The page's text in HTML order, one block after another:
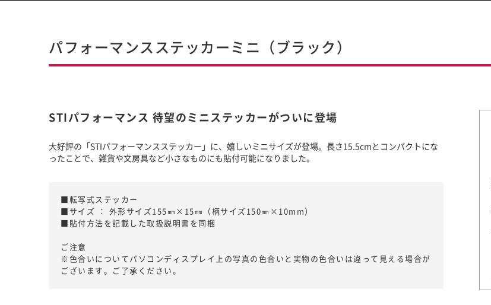
パフォーマンスステッカーミニ（ブラック）
STIパフォーマンス 待望のミニステッカーがついに登場
大好評の「STIパフォーマンスステッカー」に、嬉しいミニサイズが登場。長さ15.5cmとコンパクトにな
ったことで、雑貨や文房具など小さなものにも貼付可能になりました。
■転写式ステッカー
■サイズ ： 外形サイズ155㎜×15㎜（柄サイズ150㎜×10mm）
■貼付方法を記載した取扱説明書を同梱
ご注意
※色合いについてパソコンディスプレイ上の写真の色合いと実物の色合いは違って見える場合が
ございます。ご了承ください。